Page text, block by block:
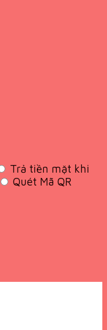
Trả tiền mặt khi
Quét Mã QR